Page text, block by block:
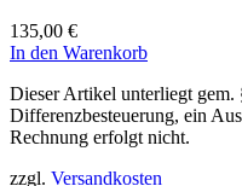
135,00 €
In den Warenkorb
Dieser Artikel unterliegt gem.
Differenzbesteuerung, ein
Rechnung erfolgt nicht.
zzgl. Versandkosten